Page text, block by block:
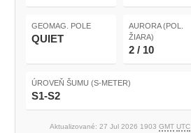
GEOMAG. POLE
QUIET
AURORA (POL.
ŽIARA)
2 / 10
ÚROVEŇ ŠUMU (S-METER)
S1-S2
Aktualizované: 27 Jul 2026 1903 GMT UTC